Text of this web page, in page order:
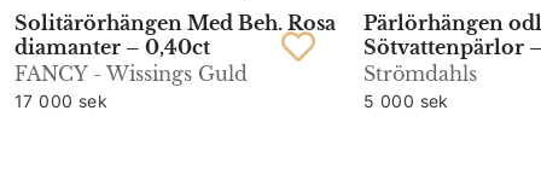
Solitärörhängen Med Beh. Rosa
diamanter – 0,40ct
FANCY - Wissings Guld
17 000 sek
Pärlörhängen
Sötvattenpärlor
Strömdahls
5 000 sek